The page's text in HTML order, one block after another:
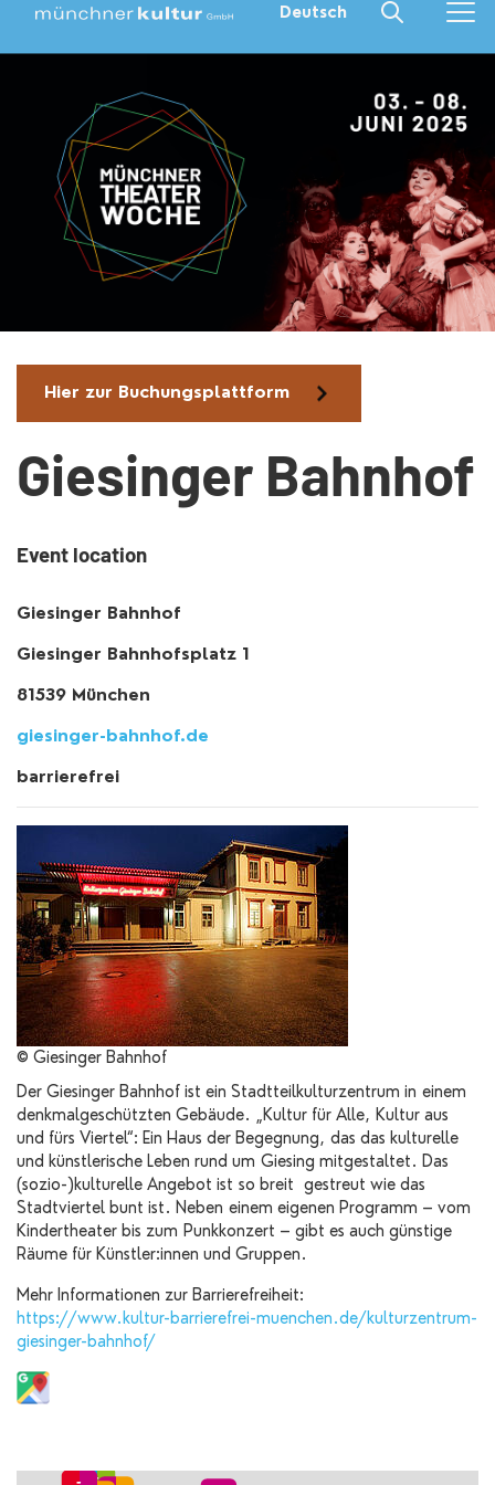
Deutsch
Hier zur Buchungsplattform
Giesinger Bahnhof
Event location
Giesinger Bahnhof
Giesinger Bahnhofsplatz 1
81539 München
giesinger-bahnhof.de
barrierefrei
© Giesinger Bahnhof
Der Giesinger Bahnhof ist ein Stadtteilkulturzentrum in einem
denkmalgeschützten Gebäude. „Kultur für Alle, Kultur aus
und fürs Viertel“: Ein Haus der Begegnung, das das kulturelle
und künstlerische Leben rund um Giesing mitgestaltet. Das
(sozio-)kulturelle Angebot ist so breit gestreut wie das
Stadtviertel bunt ist. Neben einem eigenen Programm – vom
Kindertheater bis zum Punkkonzert – gibt es auch günstige
Räume für Künstler:innen und Gruppen.
Mehr Informationen zur Barrierefreiheit:
https://www.kultur-barrierefrei-muenchen.de/kulturzentrum-
giesinger-bahnhof/